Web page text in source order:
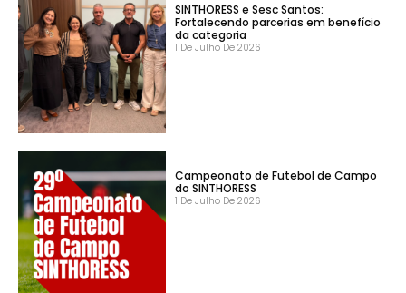
SINTHORESS e Sesc Santos:
Fortalecendo parcerias em benefício
da categoria
1 De Julho De 2026
Campeonato de Futebol de Campo
do SINTHORESS
1 De Julho De 2026